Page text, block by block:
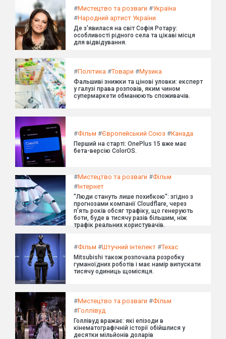
#Мистецтво та розваги #Україна
#Народний артист України
Де з'явилася на світ Софія Ротару:
особливості рідного села та цікаві місця
для відвідування.
#Політика #Товари #Музика
Фальшиві знижки та цінові уловки: експерт
у галузі права розповів, яким чином
супермаркети обманюють споживачів.
#Фільм #Європейський Союз #Канада
Перший на старті: OnePlus 15 вже має
бета-версію ColorOS.
#Мистецтво та розваги #Фільм
#Інтернет
"Люди стануть лише похибкою": згідно з
прогнозами компанії Cloudflare, через
п'ять років обсяг трафіку, що генерують
боти, буде в тисячу разів більшим, ніж
трафік реальних користувачів.
#Фільм #Штучний інтелект #Техас
Mitsubishi також розпочала розробку
гуманоїдних роботів і має намір випускати
тисячу одиниць щомісяця.
#Мистецтво та розваги #Фільм
#Голлівуд
Голлівуд вражає: які епізоди в
кінематографічній історії обійшлися у
десятки мільйонів доларів